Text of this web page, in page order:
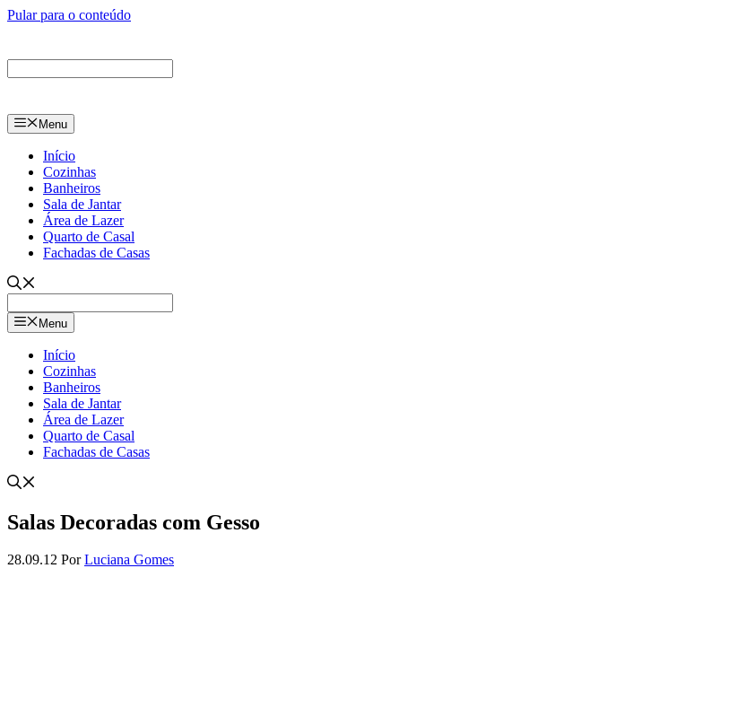
Pular para o conteúdo
Menu
Início
Cozinhas
Banheiros
Sala de Jantar
Área de Lazer
Quarto de Casal
Fachadas de Casas
Menu
Início
Cozinhas
Banheiros
Sala de Jantar
Área de Lazer
Quarto de Casal
Fachadas de Casas
Salas Decoradas com Gesso
28.09.12 PorLuciana Gomes